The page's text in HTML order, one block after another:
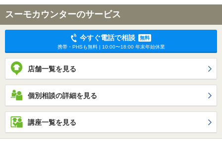
スーモカウンターのサービス
今すぐ電話で相談
無料
携帯・PHSも無料 | 10:00〜18:00 年末年始休業
店舗一覧を見る
個別相談の詳細を見る
講座一覧を見る